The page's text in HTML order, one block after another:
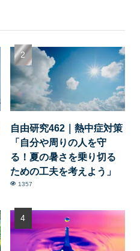
自由研究462｜熱中症対策
「自分や周りの人を守
る！夏の暑さを乗り切る
ための工夫を考えよう」
1357